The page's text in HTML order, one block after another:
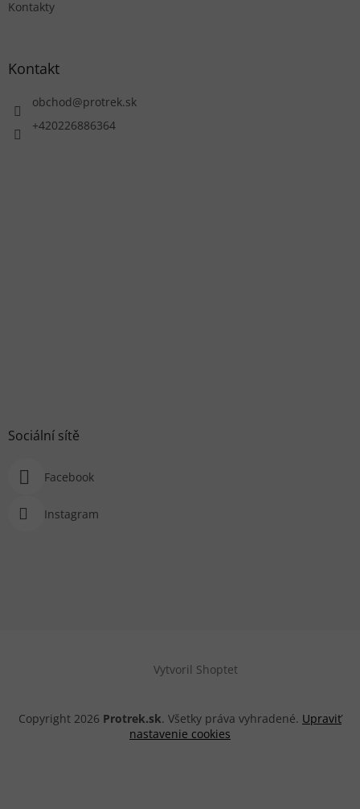
Kontakty
Kontakt
obchod@protrek.sk
+420226886364
Sociální sítě
Facebook
Instagram
Vytvoril Shoptet
Copyright 2026 Protrek.sk. Všetky práva vyhradené. Upraviť
nastavenie cookies